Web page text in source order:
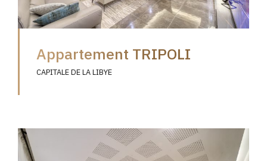
Appartement TRIPOLI
CAPITALE DE LA LIBYE